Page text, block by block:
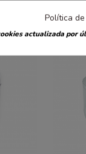
Política
actualizada por